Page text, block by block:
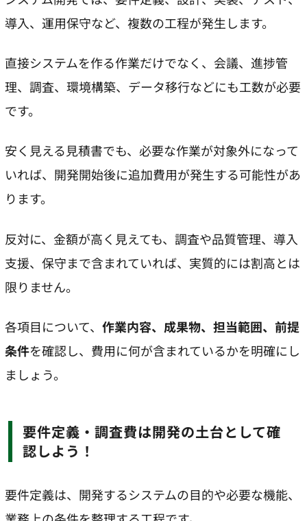
導入、運用保守など、複数の工程が発生します。
直接システムを作る作業だけでなく、会議、進捗管
理、調査、環境構築、データ移行などにも工数が必要
です。
安く見える見積書でも、必要な作業が対象外になって
いれば、開発開始後に追加費用が発生する可能性があ
ります。
反対に、金額が高く見えても、調査や品質管理、導入
支援、保守まで含まれていれば、実質的には割高とは
限りません。
各項目について、 作業内容、成果物、担当範囲、前提
条件を確認し、費用に何が含まれているかを明確にし
ましょう。
要件定義・調査費は開発の土台として確
認しよう！
要件定義は、開発するシステムの目的や必要な機能、